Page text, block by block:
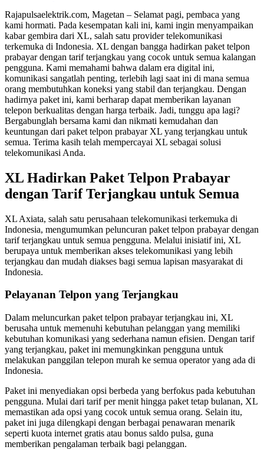
Rajapulsaelektrik.com, Magetan – Selamat pagi, pembaca yang
kami hormati. Pada kesempatan kali ini, kami ingin menyampaikan
kabar gembira dari XL, salah satu provider telekomunikasi
terkemuka di Indonesia. XL dengan bangga hadirkan paket telpon
prabayar dengan tarif terjangkau yang cocok untuk semua kalangan
pengguna. Kami memahami bahwa dalam era digital ini,
komunikasi sangatlah penting, terlebih lagi saat ini di mana semua
orang membutuhkan koneksi yang stabil dan terjangkau. Dengan
hadirnya paket ini, kami berharap dapat memberikan layanan
telepon berkualitas dengan harga terbaik. Jadi, tunggu apa lagi?
Bergabunglah bersama kami dan nikmati kemudahan dan
keuntungan dari paket telpon prabayar XL yang terjangkau untuk
semua. Terima kasih telah mempercayai XL sebagai solusi
telekomunikasi Anda.
XL Hadirkan Paket Telpon Prabayar
dengan Tarif Terjangkau untuk Semua
XL Axiata, salah satu perusahaan telekomunikasi terkemuka di
Indonesia, mengumumkan peluncuran paket telpon prabayar dengan
tarif terjangkau untuk semua pengguna. Melalui inisiatif ini, XL
berupaya untuk memberikan akses telekomunikasi yang lebih
terjangkau dan mudah diakses bagi semua lapisan masyarakat di
Indonesia.
Pelayanan Telpon yang Terjangkau
Dalam meluncurkan paket telpon prabayar terjangkau ini, XL
berusaha untuk memenuhi kebutuhan pelanggan yang memiliki
kebutuhan komunikasi yang sederhana namun efisien. Dengan tarif
yang terjangkau, paket ini memungkinkan pengguna untuk
melakukan panggilan telepon murah ke semua operator yang ada di
Indonesia.
Paket ini menyediakan opsi berbeda yang berfokus pada kebutuhan
pengguna. Mulai dari tarif per menit hingga paket tetap bulanan, XL
memastikan ada opsi yang cocok untuk semua orang. Selain itu,
paket ini juga dilengkapi dengan berbagai penawaran menarik
seperti kuota internet gratis atau bonus saldo pulsa, guna
memberikan pengalaman terbaik bagi pelanggan.